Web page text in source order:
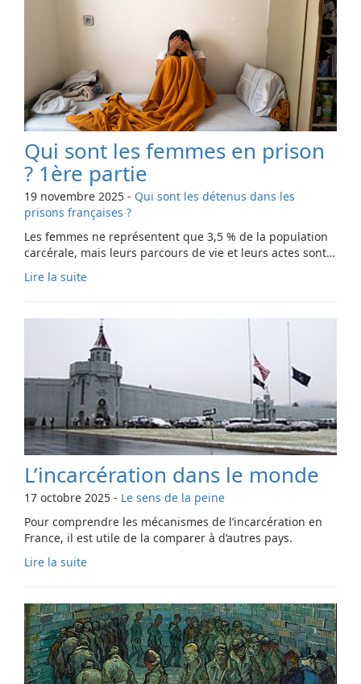
Qui sont les femmes en prison
? 1ère partie
19 novembre 2025 - Qui sont les détenus dans les
prisons françaises ?
Les femmes ne représentent que 3,5 % de la population
carcérale, mais leurs parcours de vie et leurs actes sont…
Lire la suite
L’incarcération dans le monde
17 octobre 2025 - Le sens de la peine
Pour comprendre les mécanismes de l’incarcération en
France, il est utile de la comparer à d’autres pays.
Lire la suite